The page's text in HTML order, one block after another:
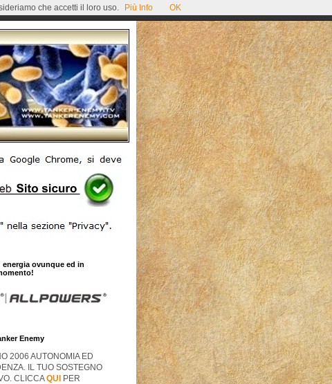
energia ovunque ed in
Enemy
2006 AUTONOMIA ED
IL TUO SOSTEGNO
CLICCAQUI
PER
che accetti il loro uso. Più Info OK